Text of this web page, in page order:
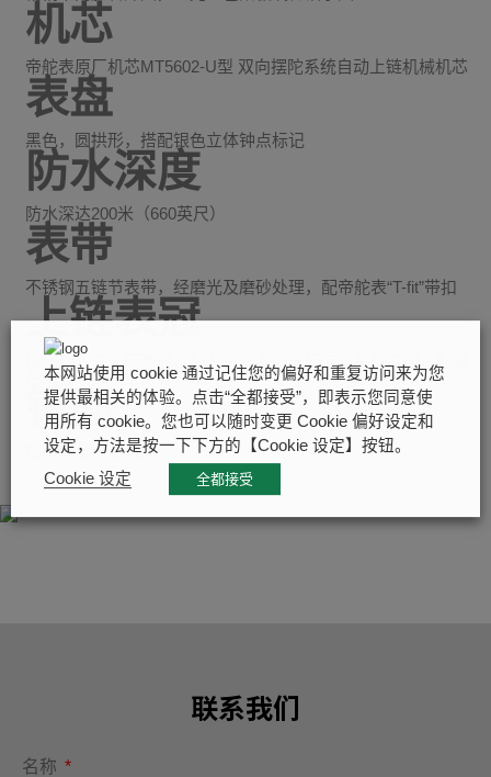
机芯
帝舵表原厂机芯MT5602-U型 双向摆陀系统自动上链机械机芯
表盘
黑色，圆拱形，搭配银色立体钟点标记
防水深度
防水深达200米（660英尺）
表带
不锈钢五链节表带，经磨光及磨砂处理，配帝舵表“T-fit”带扣
上链表冠
精钢旋入式上链表冠，刻有帝舵表玫瑰标志，黑色漆面，配蓝
色阳极氧化铝上链表冠轴
镜面
圆拱形蓝水晶镜面
联系我们
名称
本网站使用 cookie 通过记住您的偏好和重复访问来为您
提供最相关的体验。点击“全都接受”，即表示您同意使
用所有 cookie。您也可以随时变更 Cookie 偏好设定和
设定，方法是按一下下方的【Cookie 设定】按钮。
Cookie 设定
全都接受